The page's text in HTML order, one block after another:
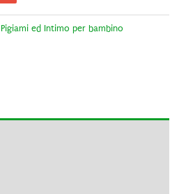
Pigiami ed Intimo per bambino